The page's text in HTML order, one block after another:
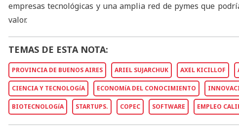
empresas tecnológicas y una amplia red de pymes que
valor.
TEMAS DE ESTA NOTA:
PROVINCIA DE BUENOS AIRES ARIEL SUJARCHUK AXEL KICILLOF
CIENCIA Y TECNOLOGíA ECONOMíA DEL CONOCIMIENTO
BIOTECNOLOGíA STARTUPS. COPEC SOFTWARE EMPLEO